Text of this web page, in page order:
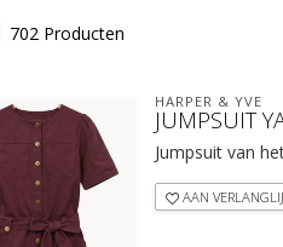
702 Producten
HARPER & YVE
JUMPSUIT
Jumpsuit van
AAN